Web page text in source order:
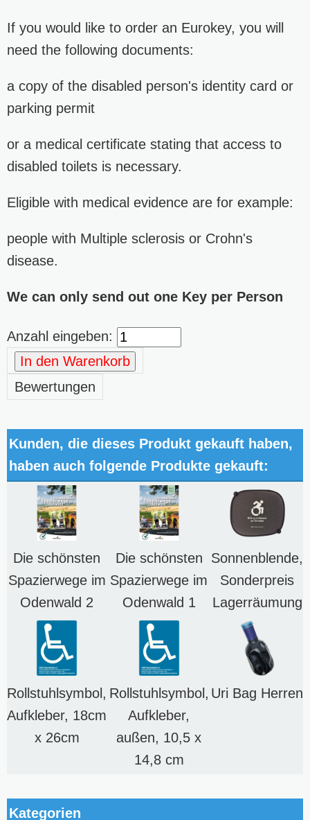
If you would like to order an Eurokey, you will
need the following documents:
a copy of the disabled person's identity card or
parking permit
or a medical certificate stating that access to
disabled toilets is necessary.
Eligible with medical evidence are for example:
people with Multiple sclerosis or Crohn's
disease.
We can only send out one Key per Person
Anzahl eingeben:
In den Warenkorb
Bewertungen
Kunden, die dieses Produkt gekauft haben,
haben auch folgende Produkte gekauft:
Die schönsten
Spazierwege im
Odenwald 2
Die schönsten
Spazierwege im
Odenwald 1
Sonnenblende,
Sonderpreis
Lagerräumung
Rollstuhlsymbol,
Aufkleber, 18cm
x 26cm
Rollstuhlsymbol,
Aufkleber,
außen, 10,5 x
14,8 cm
Uri Bag Herren
Kategorien